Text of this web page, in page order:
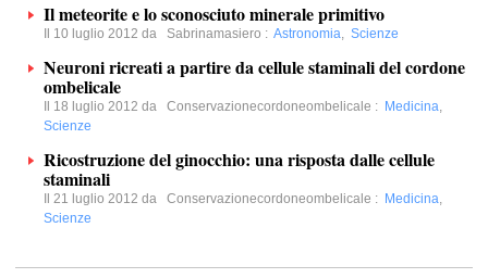
Il meteorite e lo sconosciuto minerale primitivo
Il 10 luglio 2012 da Sabrinamasiero : Astronomia, Scienze
Neuroni ricreati a partire da cellule staminali del cordone
ombelicale
Il 18 luglio 2012 da Conservazionecordoneombelicale : Medicina,
Scienze
Ricostruzione del ginocchio: una risposta dalle cellule
staminali
Il 21 luglio 2012 da Conservazionecordoneombelicale : Medicina,
Scienze